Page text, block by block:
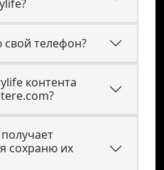
телефон?
контента
сохраню их